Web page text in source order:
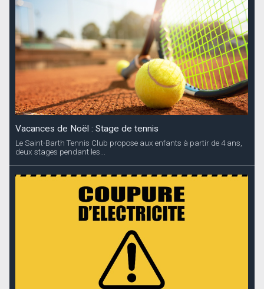
Vacances de Noël : Stage de tennis
Le Saint-Barth Tennis Club propose aux enfants à partir de 4 ans,
deux stages pendant les...